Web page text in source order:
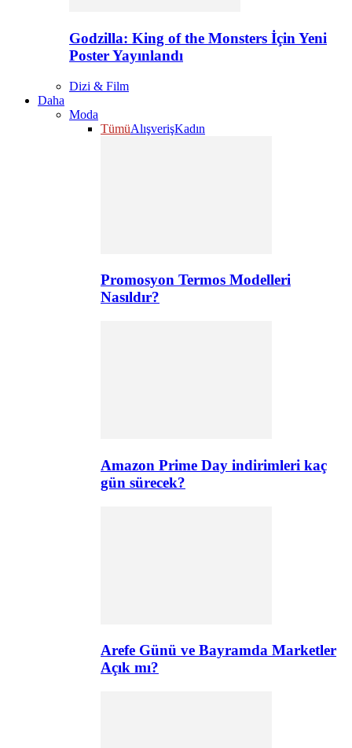
Godzilla: King of the Monsters İçin Yeni
Poster Yayınlandı
Dizi & Film
Daha
Moda
TümüAlışverişKadın
Promosyon Termos Modelleri
Nasıldır?
Amazon Prime Day indirimleri kaç
gün sürecek?
Arefe Günü ve Bayramda Marketler
Açık mı?